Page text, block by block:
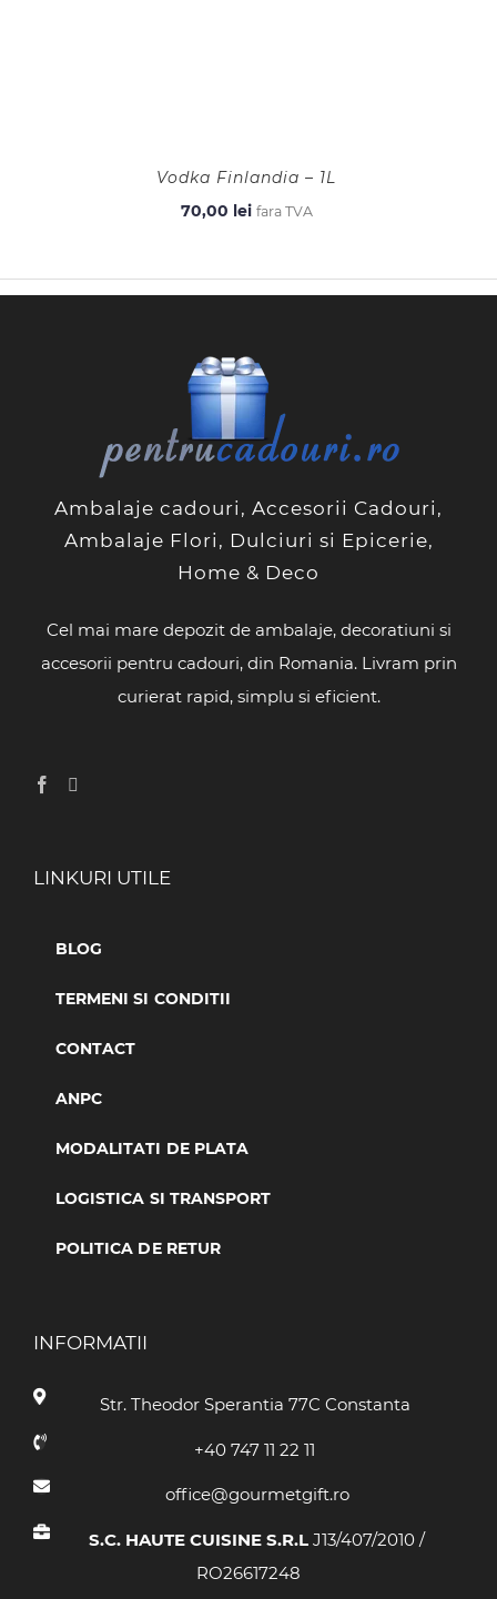
Vodka Finlandia – 1L
70,00 lei fara TVA
Ambalaje cadouri, Accesorii Cadouri,
Ambalaje Flori, Dulciuri si Epicerie,
Home & Deco
Cel mai mare depozit de ambalaje, decoratiuni si
accesorii pentru cadouri, din Romania. Livram prin
curierat rapid, simplu si eficient.
LINKURI UTILE
BLOG
TERMENI SI CONDITII
CONTACT
ANPC
MODALITATI DE PLATA
LOGISTICA SI TRANSPORT
POLITICA DE RETUR
INFORMATII
Str. Theodor Sperantia 77C Constanta
+40 747 11 22 11
office@gourmetgift.ro
S.C. HAUTE CUISINE S.R.L J13/407/2010 /
RO26617248